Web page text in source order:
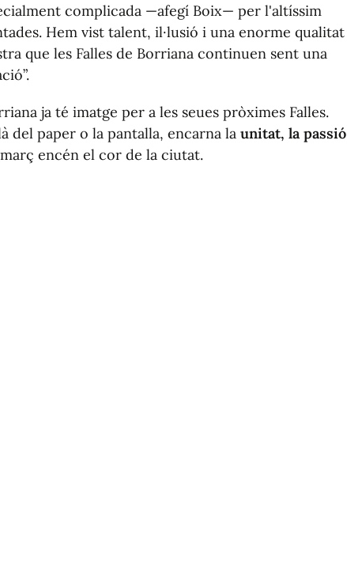
complicada —afegí Boix— per l'altíssim
Hem vist talent, il·lusió i una enorme qualitat
que les Falles de Borriana continuen sent una
ja té imatge per a les seues pròximes Falles.
del paper o la pantalla, encarna la unitat, la passió
encén el cor de la ciutat.